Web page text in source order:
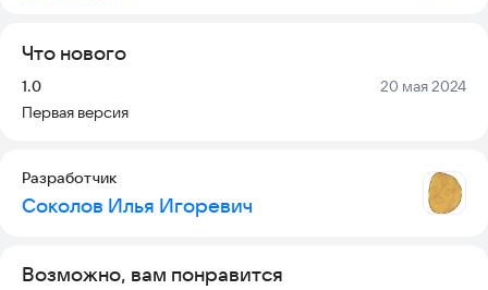
Что нового
Версия:
1.0 Дата:
20 мая 2024
Первая версия
Разработчик
Соколов Илья Игоревич
Возможно, вам понравится